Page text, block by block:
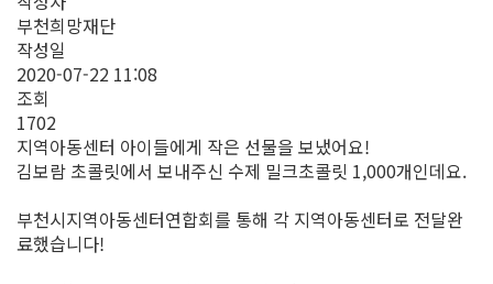
부천희망재단
작성일
2020-07-22 11:08
조회
1702
지역아동센터 아이들에게 작은 선물을 보냈어요!
김보람 초콜릿에서 보내주신 수제 밀크초콜릿 1,000개인데요.
부천시지역아동센터연합회를 통해 각 지역아동센터로 전달완
료했습니다!